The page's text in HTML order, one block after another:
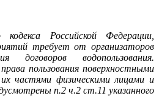
Российской Федерации,
требует от организаторов
договоров водопользования.
пользования поверхностными
частями физическими лицами и
п.2 ч.2 ст.11 указанного